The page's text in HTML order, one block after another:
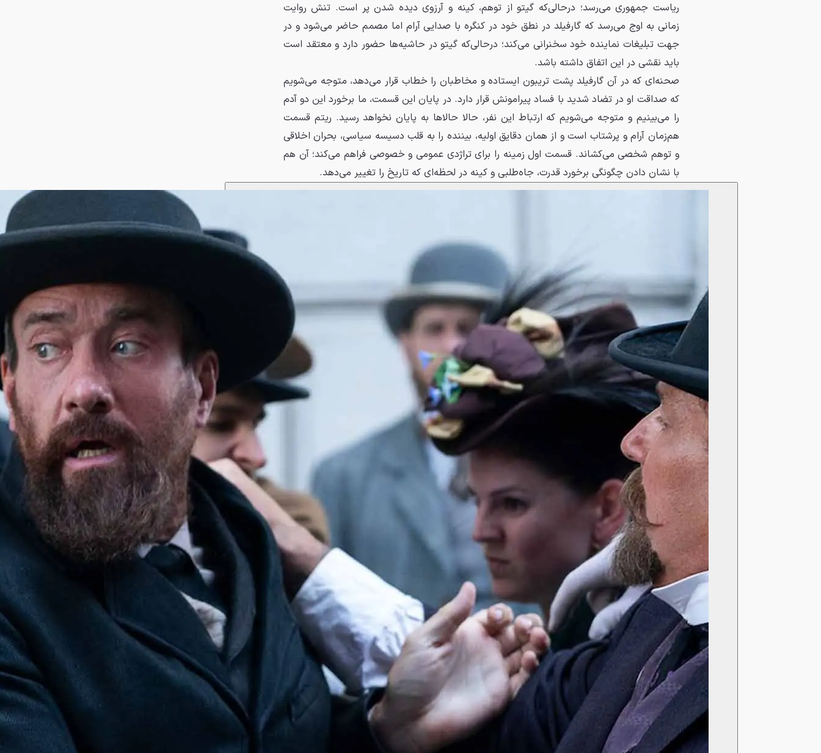
ریاست جمهوری می‌رسد؛ درحالی‌که گیتو از توهم، کینه و آرزوی دیده شدن پر است. تنش روایت
زمانی به اوج می‌رسد که گارفیلد در نطق خود در کنگره با صدایی آرام اما مصمم حاضر می‌شود و در
جهت تبلیغات نماینده خود سخنرانی می‌کند؛ درحالی‌که گیتو در حاشیه‌ها حضور دارد و معتقد است
باید نقشی در این اتفاق داشته باشد.
صحنه‌ای که در آن گارفیلد پشت تریبون ایستاده و مخاطبان را خطاب قرار می‌دهد، متوجه می‌شویم
که صداقت او در تضاد شدید با فساد پیرامونش قرار دارد. در پایان این قسمت، ما برخورد این دو آدم
را می‌بینیم و متوجه می‌شویم که ارتباط این نفر، حالا حالاها به پایان نخواهد رسید. ریتم قسمت
هم‌زمان آرام و پرشتاب است و از همان دقایق اولیه، بیننده را به قلب دسیسه سیاسی، بحران اخلاقی
و توهم شخصی می‌کشاند. قسمت اول زمینه را برای تراژدی عمومی و خصوصی فراهم می‌کند؛ آن هم
با نشان دادن چگونگی برخورد قدرت، جاه‌طلبی و کینه در لحظه‌ای که تاریخ را تغییر می‌دهد.